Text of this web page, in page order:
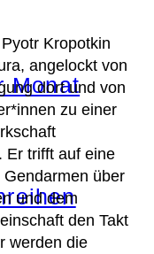
Monat
Kropotkin
angelockt von
dort und von
zu einer
Er trifft auf eine
über
und dem
den Takt
werden die